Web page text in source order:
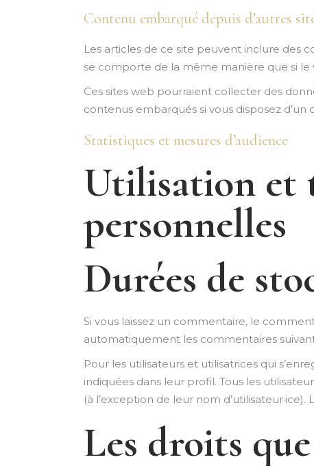
Contenu embarqué depuis d’autres
Les articles de ce site peuvent inclure des
se comporte de la même manière que si le
Ces sites web pourraient collecter des
contenus embarqués si vous disposez
Statistiques et mesures d’audience
Utilisation et
personnelles
Durées de
Si vous laissez un commentaire, le
automatiquement les commentaires
Pour les utilisateurs et utilisatrices qui
indiquées dans leur profil. Tous les
(à l’exception de leur nom
Les droits